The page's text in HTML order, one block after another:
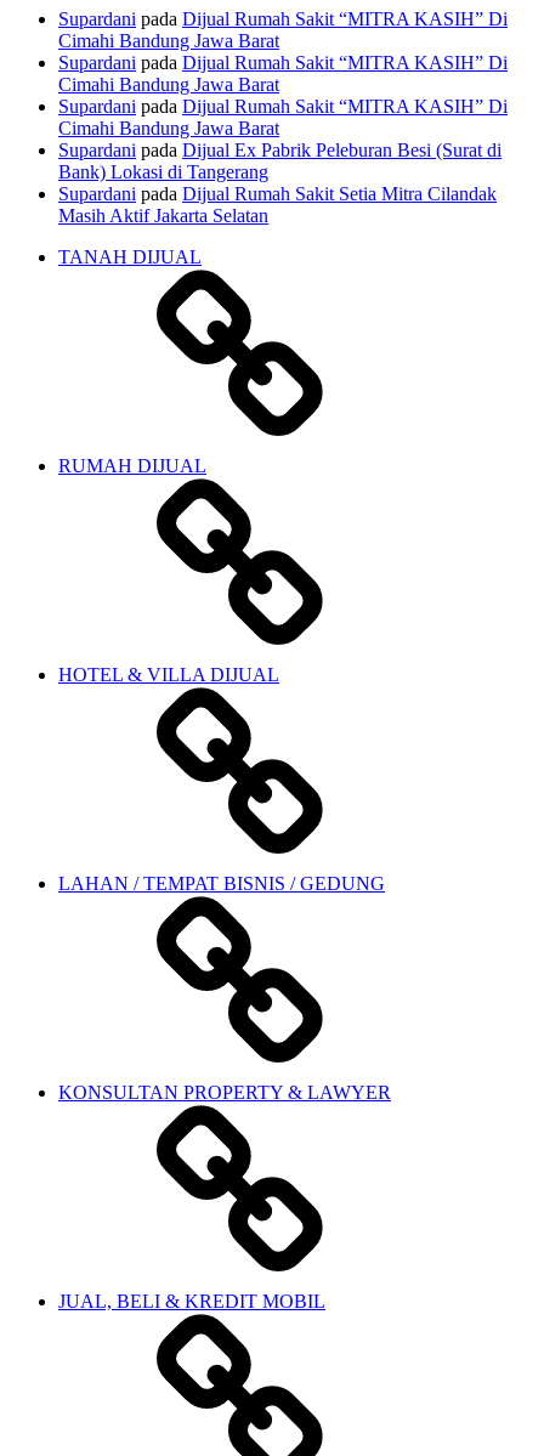
Supardani pada Dijual Rumah Sakit “MITRA KASIH” Di
Cimahi Bandung Jawa Barat
Supardani pada Dijual Rumah Sakit “MITRA KASIH” Di
Cimahi Bandung Jawa Barat
Supardani pada Dijual Rumah Sakit “MITRA KASIH” Di
Cimahi Bandung Jawa Barat
Supardani pada Dijual Ex Pabrik Peleburan Besi (Surat di
Bank) Lokasi di Tangerang
Supardani pada Dijual Rumah Sakit Setia Mitra Cilandak
Masih Aktif Jakarta Selatan
TANAH DIJUAL
RUMAH DIJUAL
HOTEL & VILLA DIJUAL
LAHAN / TEMPAT BISNIS / GEDUNG
KONSULTAN PROPERTY & LAWYER
JUAL, BELI & KREDIT MOBIL